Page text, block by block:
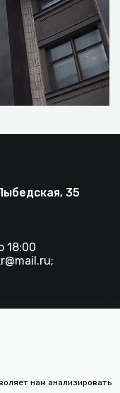
35
18:00
;
ТКР.
нам анализировать